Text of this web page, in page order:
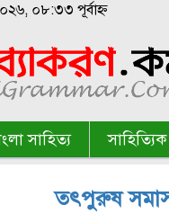
০৮:৩৩ পূর্বাহ্ন
সাহিত্য সাহিত্যিক
তৎপুরুষ